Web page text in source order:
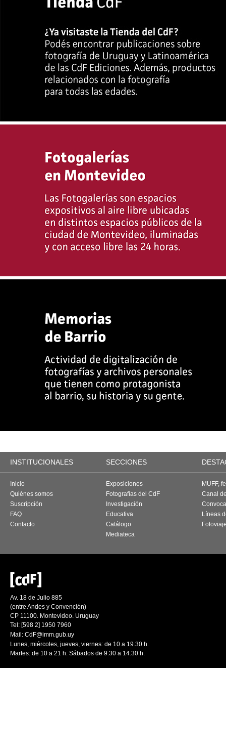
INSTITUCIONALES SECCIONES
Inicio
Quiénes somos
Suscripción
FAQ
Contacto
Exposiciones
Fotografías del CdF
Investigación
Educativa
Catálogo
Mediateca
MUFF,
Canal
Líneas
Av. 18 de Julio 885
(entre Andes y Convención)
CP 11100. Montevideo. Uruguay
Tel: [598 2] 1950 7960
Mail: CdF@imm.gub.uy
Lunes, miércoles, jueves, viernes: de 10 a 19.30 h.
Martes: de 10 a 21 h. Sábados de 9.30 a 14.30 h.